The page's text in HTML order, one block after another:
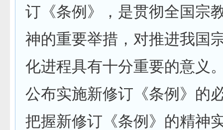
订《条例》，是贯彻全国宗
神的重要举措，对推进我国
化进程具有十分重要的意义
公布实施新修订《条例》的
把握新修订《条例》的精神